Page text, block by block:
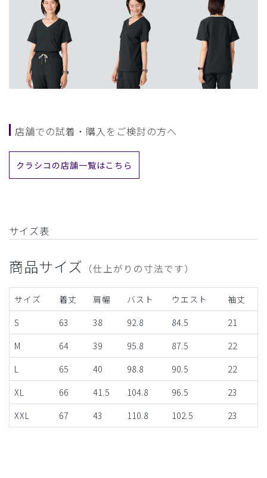
店舗での試着・購入をご検討の方へ
クラシコの店舗一覧はこちら
サイズ表
商品サイズ （仕上がりの寸法です）
サイズ 着丈 肩幅 バスト ウエスト
袖丈
S
63 38 92.8 84.5
21
M
64 39 95.8 87.5
22
L
65 40 98.8 90.5
22
XL
66 41.5 104.8 96.5
23
XXL
67 43 110.8 102.5 23